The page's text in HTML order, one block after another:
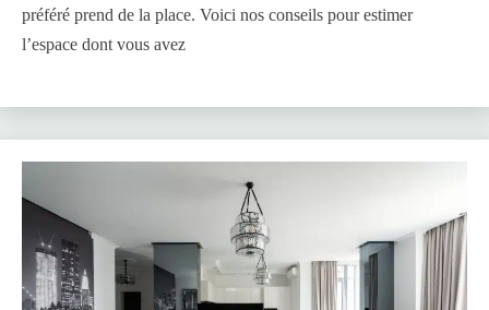
préféré prend de la place. Voici nos conseils pour estimer
l’espace dont vous avez